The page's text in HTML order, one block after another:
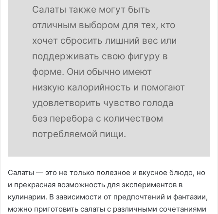
Салаты также могут быть
отличным выбором для тех, кто
хочет сбросить лишний вес или
поддерживать свою фигуру в
форме. Они обычно имеют
низкую калорийность и помогают
удовлетворить чувство голода
без перебора с количеством
потребляемой пищи.
Салаты — это не только полезное и вкусное блюдо, но
и прекрасная возможность для экспериментов в
кулинарии. В зависимости от предпочтений и фантазии,
можно приготовить салаты с различными сочетаниями